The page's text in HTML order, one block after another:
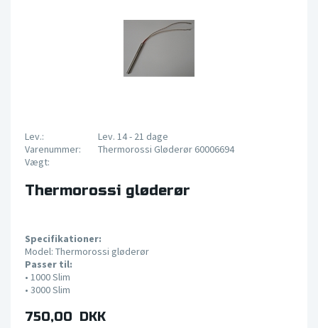
Lev.:
Lev. 14 - 21 dage
Varenummer:
Thermorossi Gløderør 60006694
Vægt:
Thermorossi gløderør
Specifikationer:
Model: Thermorossi gløderør
Passer til:
• 1000 Slim
• 3000 Slim
750,00 DKK